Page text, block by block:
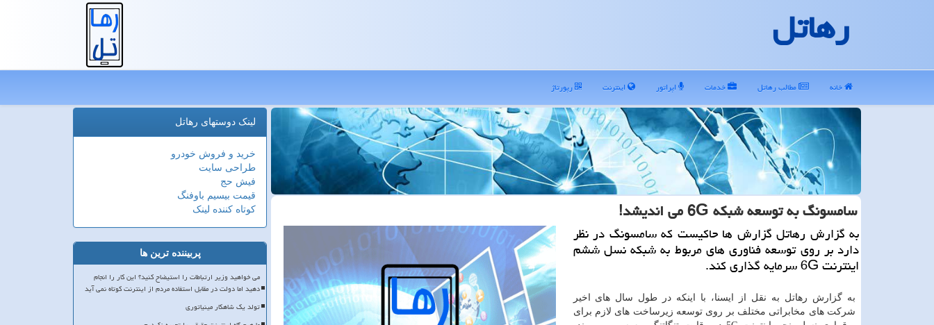
رهاتل
خانه مطالب رهاتل خدمات اپراتور اینترنت رپورتاژ
سامسونگ به توسعه شبكه 6G می اندیشد!
به گزارش رهاتل گزارش ها حاكیست كه سامسونگ در نظر
دارد بر روی توسعه فناوری های مربوط به شبكه نسل ششم
اینترنت 6G سرمایه گذاری كند.
به گزارش رهاتل به نقل از ایسنا، با اینكه در طول سال های اخیر
شركت های مخابراتی مختلف بر روی توسعه زیرساخت های لازم برای
لینک دوستهای رهاتل
خرید و فروش خودرو
طراحی سایت
فیش حج
قیمت بیسیم باوفنگ
کوتاه کننده لینک
پربیننده ترین ها
می خواهید وزیر ارتباطات را استیضاح کنید؟ این کار را انجام
دهید اما دولت در مقابل استفاده مردم از اینترنت کوتاه نمی آید
تولد یک شاهکار مینیاتوری